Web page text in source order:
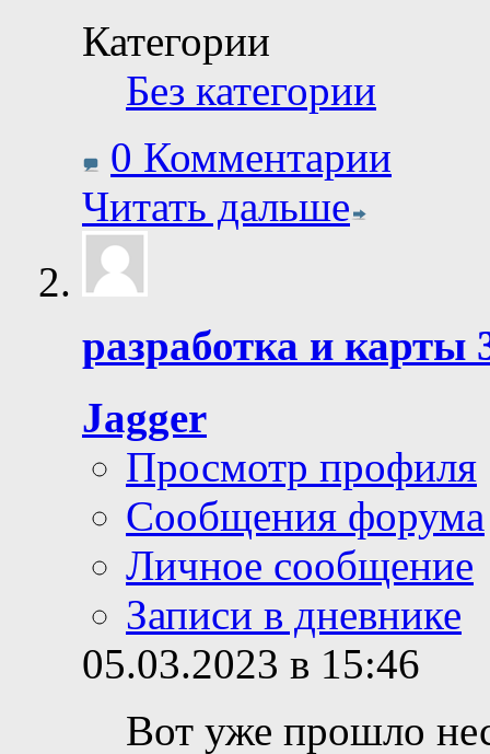
Категории
Без категории
0 Комментарии
Читать дальше
разработка и карты
Jagger
Просмотр профиля
Сообщения форума
Личное сообщение
Записи в дневнике
05.03.2023 в 15:46
Вот уже прошло